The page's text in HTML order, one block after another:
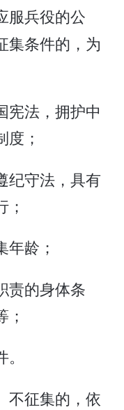
服兵役的公
集条件的，为
宪法，拥护中
；
纪守法，具有
年龄；
责的身体条
不征集的，依